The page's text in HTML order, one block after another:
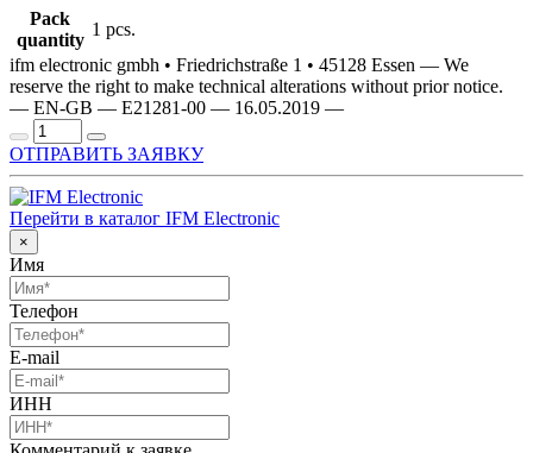
Pack
quantity
1 pcs.
ifm electronic gmbh • Friedrichstraße 1 • 45128 Essen — We
reserve the right to make technical alterations without prior notice.
— EN-GB — E21281-00 — 16.05.2019 —
ОТПРАВИТЬ ЗАЯВКУ
Перейти в каталог IFM Electronic
×
Имя
Телефон
E-mail
ИНН